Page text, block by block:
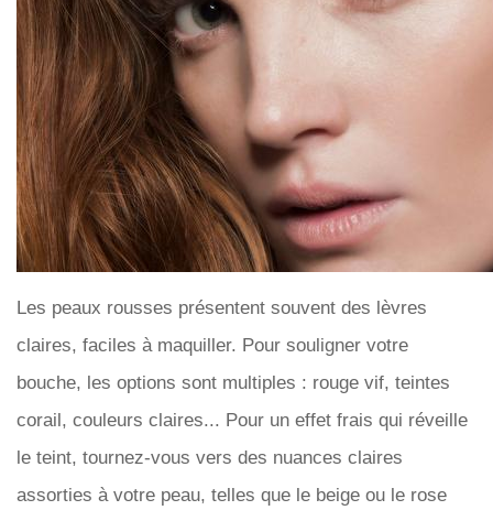
Les peaux rousses présentent souvent des lèvres
claires, faciles à maquiller. Pour souligner votre
bouche, les options sont multiples : rouge vif, teintes
corail, couleurs claires... Pour un effet frais qui réveille
le teint, tournez-vous vers des nuances claires
assorties à votre peau, telles que le beige ou le rose